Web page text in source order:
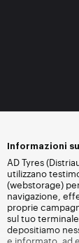
Informazioni
AD Tyres
utilizzano
(webstorage)
navigazione,
proprie
sul tuo
depositiamo
e informato, ad